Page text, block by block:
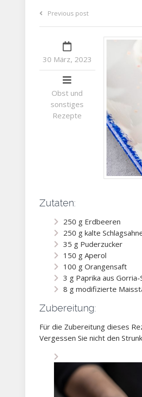
Previous post
30 März, 2023
Obst und
sonstiges
Rezepte
Zutaten:
250 g Erdbeeren
250 g kalte
35 g Puderzucker
150 g Aperol
100 g Orangensaft
3 g Paprika aus
8 g modifizierte
Zubereitung:
Für die Zubereitung dieses
Vergessen Sie nicht den